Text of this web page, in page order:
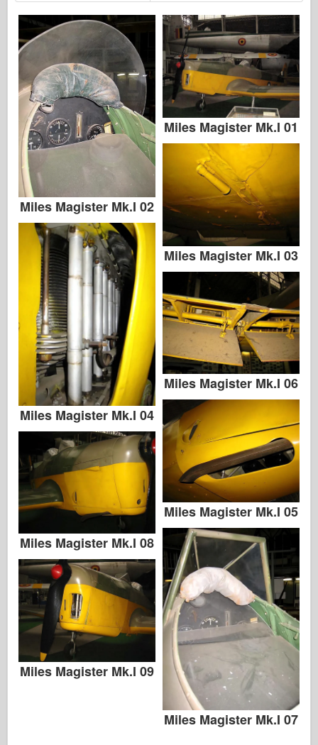
タミヤ
トライスター
トランペッター
ズベズダ
アルバム-写真
歩き回る
Dvd
連絡先
ル・ジャーナル
キット
Miles Magister Mk.I 02
Miles Magister Mk.I 01
Miles Magister Mk.I 03
Miles Magister Mk.I 04
Miles Magister Mk.I 06
Miles Magister Mk.I 05
Miles Magister Mk.I 08
Miles Magister Mk.I 07
Miles Magister Mk.I 09